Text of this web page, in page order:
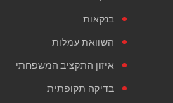
בנקאות
השוואת עמלות
איזון התקציב המשפחתי
בדיקה תקופתית